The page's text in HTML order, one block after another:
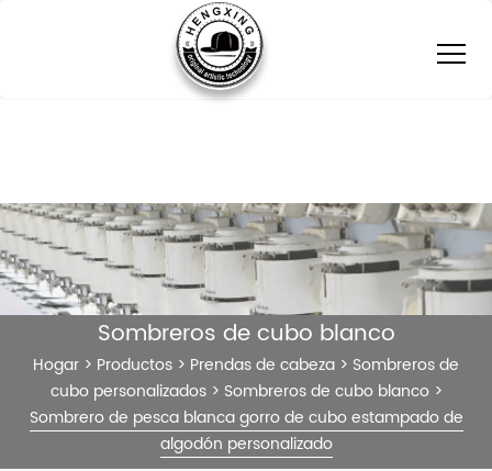
Sombreros de cubo blanco
Hogar > Productos > Prendas de cabeza > Sombreros de
cubo personalizados> Sombreros de cubo blanco>
Sombrero de pesca blanca gorro de cubo estampado de
algodón personalizado